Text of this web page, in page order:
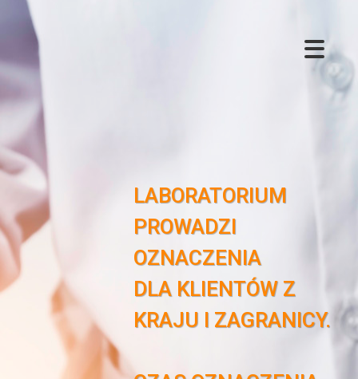
LABORATORIUM
PROWADZI
OZNACZENIA
DLA KLIENTÓW Z
KRAJU I ZAGRANICY.